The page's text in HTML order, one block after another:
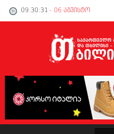
09:30:32 - 06 აგვისტო